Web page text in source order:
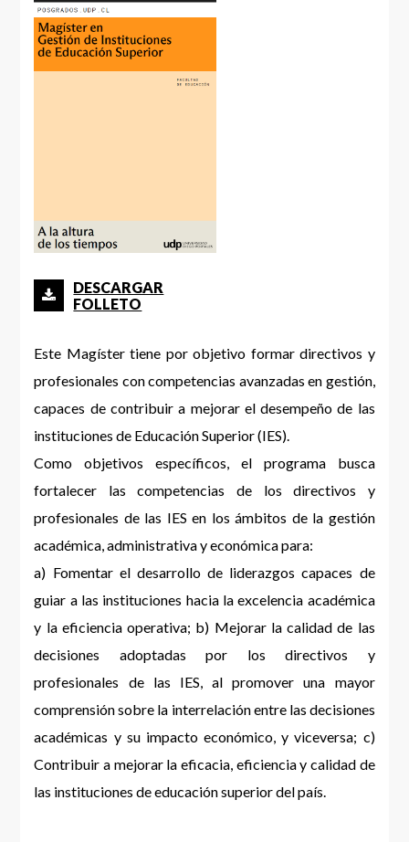
DESCARGAR
FOLLETO
Este Magíster tiene por objetivo formar directivos y
profesionales con competencias avanzadas en gestión,
capaces de contribuir a mejorar el desempeño de las
instituciones de Educación Superior (IES).
Como objetivos específicos, el programa busca
fortalecer las competencias de los directivos y
profesionales de las IES en los ámbitos de la gestión
académica, administrativa y económica para:
a) Fomentar el desarrollo de liderazgos capaces de
guiar a las instituciones hacia la excelencia académica
y la eficiencia operativa; b) Mejorar la calidad de las
decisiones adoptadas por los directivos y
profesionales de las IES, al promover una mayor
comprensión sobre la interrelación entre las decisiones
académicas y su impacto económico, y viceversa; c)
Contribuir a mejorar la eficacia, eficiencia y calidad de
las instituciones de educación superior del país.